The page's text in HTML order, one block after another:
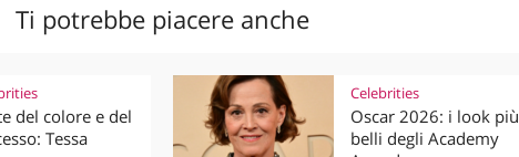
Ti potrebbe piacere anche
del colore e del
Tessa
Celebrities
Oscar 2026: i look più
belli degli Academy